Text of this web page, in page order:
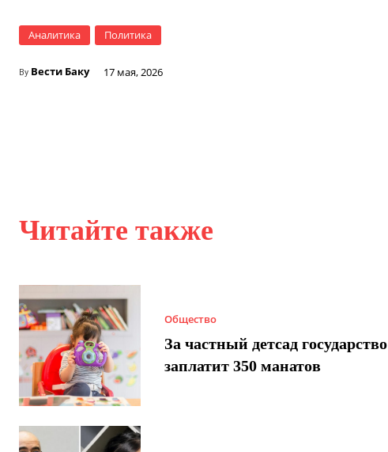
Аналитика Политика
By Вести Баку 17 мая, 2026
Читайте также
Общество
За частный детсад государство
заплатит 350 манатов